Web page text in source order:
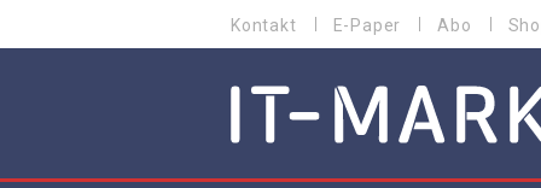
zum
MENU
Kontakt E-Paper Abo